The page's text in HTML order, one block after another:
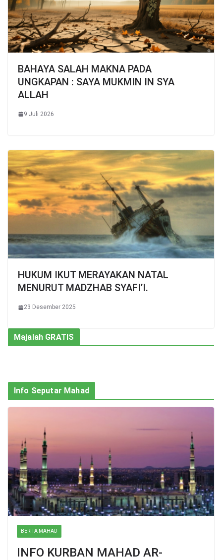
BAHAYA SALAH MAKNA PADA
UNGKAPAN : SAYA MUKMIN IN SYA
ALLAH
9 Juli 2026
HUKUM IKUT MERAYAKAN NATAL
MENURUT MADZHAB SYAFI’I.
23 Desember 2025
Majalah GRATIS
Info Seputar Mahad
BERITA MAHAD
INFO KURBAN MAHAD AR-